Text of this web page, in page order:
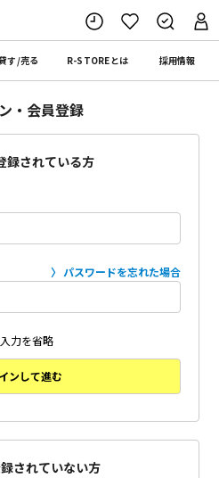
す/売る R-STOREとは 採用情報
・会員登録
録されている方
パスワードを忘れた場合
力を省略
ンして進む
されていない方